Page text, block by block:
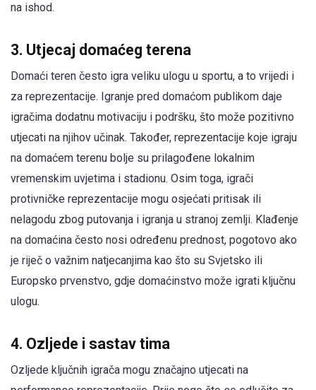
na ishod.
3. Utjecaj domaćeg terena
Domaći teren često igra veliku ulogu u sportu, a to vrijedi i
za reprezentacije. Igranje pred domaćom publikom daje
igračima dodatnu motivaciju i podršku, što može pozitivno
utjecati na njihov učinak. Također, reprezentacije koje igraju
na domaćem terenu bolje su prilagođene lokalnim
vremenskim uvjetima i stadionu. Osim toga, igrači
protivničke reprezentacije mogu osjećati pritisak ili
nelagodu zbog putovanja i igranja u stranoj zemlji. Klađenje
na domaćina često nosi određenu prednost, pogotovo ako
je riječ o važnim natjecanjima kao što su Svjetsko ili
Europsko prvenstvo, gdje domaćinstvo može igrati ključnu
ulogu.
4. Ozljede i sastav tima
Ozljede ključnih igrača mogu značajno utjecati na